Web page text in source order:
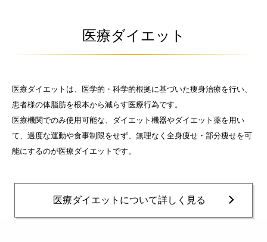
医療ダイエット
医療ダイエットは、医学的・科学的根拠に基づいた痩身治療を行い、
患者様の体脂肪を根本から減らす医療行為です。
医療機関でのみ使用可能な、ダイエット機器やダイエット薬を用い
て、過度な運動や食事制限をせず、 無理なく全身痩せ・部分痩せを可
能にするのが医療ダイエットです。
医療ダイエットについて詳しく見る